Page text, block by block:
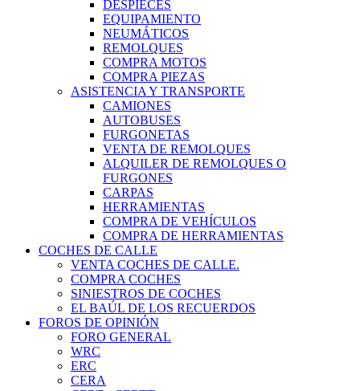
DESPIECES
EQUIPAMIENTO
NEUMÁTICOS
REMOLQUES
COMPRA MOTOS
COMPRA PIEZAS
ASISTENCIA Y TRANSPORTE
CAMIONES
AUTOBUSES
FURGONETAS
VENTA DE REMOLQUES
ALQUILER DE REMOLQUES O
FURGONES
CARPAS
HERRAMIENTAS
COMPRA DE VEHÍCULOS
COMPRA DE HERRAMIENTAS
COCHES DE CALLE
VENTA COCHES DE CALLE.
COMPRA COCHES
SINIESTROS DE COCHES
EL BAÚL DE LOS RECUERDOS
FOROS DE OPINIÓN
FORO GENERAL
WRC
ERC
CERA